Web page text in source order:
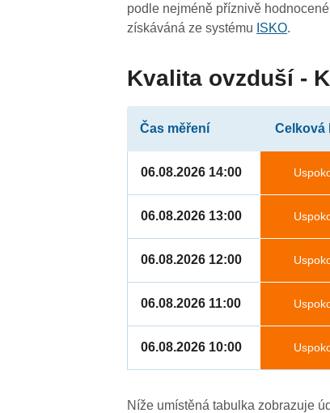
podle nejméně příznivě
získáváná ze systému ISKO.
Kvalita ovzduší -
Čas měření Celková
06.08.2026 14:00
06.08.2026 13:00
06.08.2026 12:00
06.08.2026 11:00
06.08.2026 10:00
Níže umístěná tabulka zobrazuje